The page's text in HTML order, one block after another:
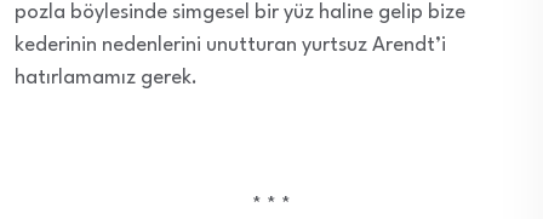
pozla böylesinde simgesel bir yüz haline gelip bize
kederinin nedenlerini unutturan yurtsuz Arendt’i
hatırlamamız gerek.
* * *